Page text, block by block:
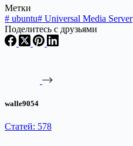
Метки
# ubuntu# Universal Media Server
Поделитесь с друзьями
walle9054
Статей: 578